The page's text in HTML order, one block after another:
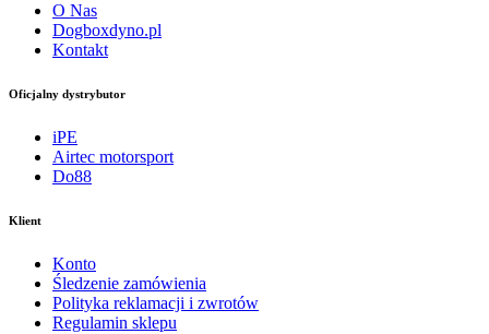
O Nas
Dogboxdyno.pl
Kontakt
Oficjalny dystrybutor
iPE
Airtec motorsport
Do88
Klient
Konto
Śledzenie zamówienia
Polityka reklamacji i zwrotów
Regulamin sklepu